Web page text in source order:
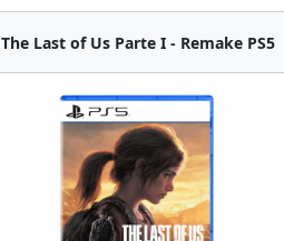
The Last of Us Parte I - Remake PS5